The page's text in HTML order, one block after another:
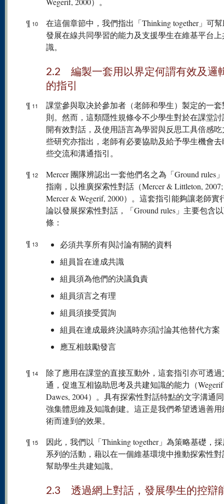
¶ 10
在這個章節中，我們指出「Thinking together」可
發展在線共同學習的能力及支援學生在維基平台
識。
2.2 編製一套用以界定何謂有效及邏
的指引
¶ 11
課堂參與取决於參加者（老師和學生）製定的一
則。然而，這類隱性規條令不少學生對於在課堂
開有效對話，及使用語言為學習與反思工具倍感
些研究亦指出，老師有必要協助及給予學生機會
些交流和溝通指引。
¶ 12
Mercer 團隊辨認出一套他們名之為「Ground rules
指南，以推廣探索性對話（Mercer & Littleton, 2007;
Mercer & Wegerif, 2000）。這套指引能夠讓老師實
論以發展探索性對話，「Ground rules」主要包含
條：
¶ 13
必須共享所有與討論有關的資料
組員旨在達成共識
組員須為他們的決議負責
組員須言之有理
組員須接受質詢
組員在達成最終決議時亦須討論其他替代方案
應互相鼓勵發言
¶ 14
除了應用在課堂的直接互動外，這套指引亦可透
通，促進互相協助思考及共建知識的能力（
Dawes, 2004）。具有探索性對話特點的文字溝通
強集體思維及知識創建。這正是我們希望透過善
術而達到的效果。
¶ 15
因此，我們以「Thinking together」為策略基礎，
系列的活動，藉以在一個維基環境中推動探索性
幫助學生共建知識。
2.3 透過網上對話，發展學生的控辯